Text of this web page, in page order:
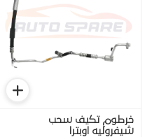
خرطوم تكيف سحب
شيفروليه اوبترا